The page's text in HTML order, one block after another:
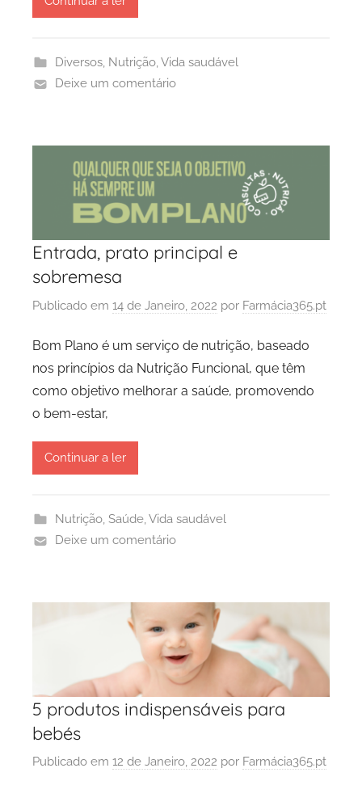
Diversos, Nutrição,Vida saudável
Deixe um comentário
Entrada, prato principal e
sobremesa
Publicado em 14 de Janeiro, 2022 por Farmácia365.pt
Bom Plano é um serviço de nutrição, baseado
nos princípios da Nutrição Funcional, que têm
como objetivo melhorar a saúde, promovendo
o bem-estar,
Continuar a ler
Nutrição, Saúde,Vida saudável
Deixe um comentário
5 produtos indispensáveis para
bebés
Publicado em 12 de Janeiro, 2022 por Farmácia365.pt